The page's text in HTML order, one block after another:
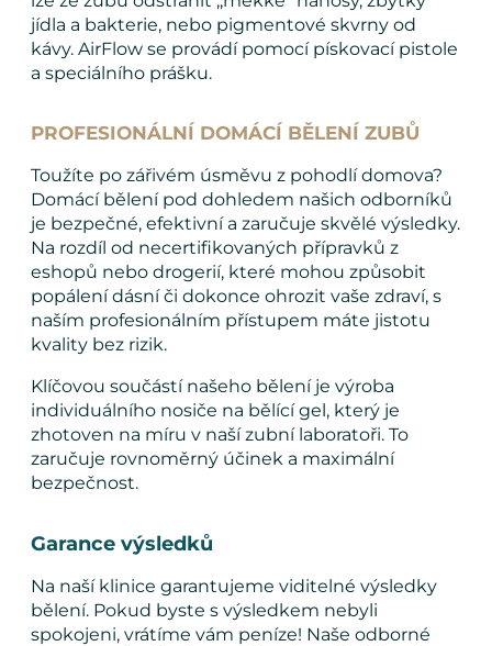
jídla a bakterie, nebo pigmentové skvrny od
kávy. AirFlow se provádí pomocí pískovací pistole
a speciálního prášku.
PROFESIONÁLNÍ DOMÁCÍ BĚLENÍ ZUBŮ
Toužíte po zářivém úsměvu z pohodlí domova?
Domácí bělení pod dohledem našich odborníků
je bezpečné, efektivní a zaručuje skvělé výsledky.
Na rozdíl od necertifikovaných přípravků z
eshopů nebo drogerií, které mohou způsobit
popálení dásní či dokonce ohrozit vaše zdraví, s
naším profesionálním přístupem máte jistotu
kvality bez rizik.
Klíčovou součástí našeho bělení je výroba
individuálního nosiče na bělící gel, který je
zhotoven na míru v naší zubní laboratoři. To
zaručuje rovnoměrný účinek a maximální
bezpečnost.
Garance výsledků
Na naší klinice garantujeme viditelné výsledky
bělení. Pokud byste s výsledkem nebyli
spokojeni, vrátíme vám peníze! Naše odborné